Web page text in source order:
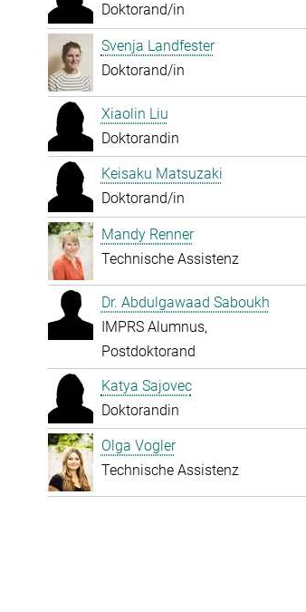
Doktorand/in
Svenja Landfester
Doktorand/in
Xiaolin Liu
Doktorandin
Keisaku Matsuzaki
Doktorand/in
Mandy Renner
Technische Assistenz
Dr. Abdulgawaad Saboukh
IMPRS Alumnus,
Postdoktorand
Katya Sajovec
Doktorandin
Olga Vogler
Technische Assistenz